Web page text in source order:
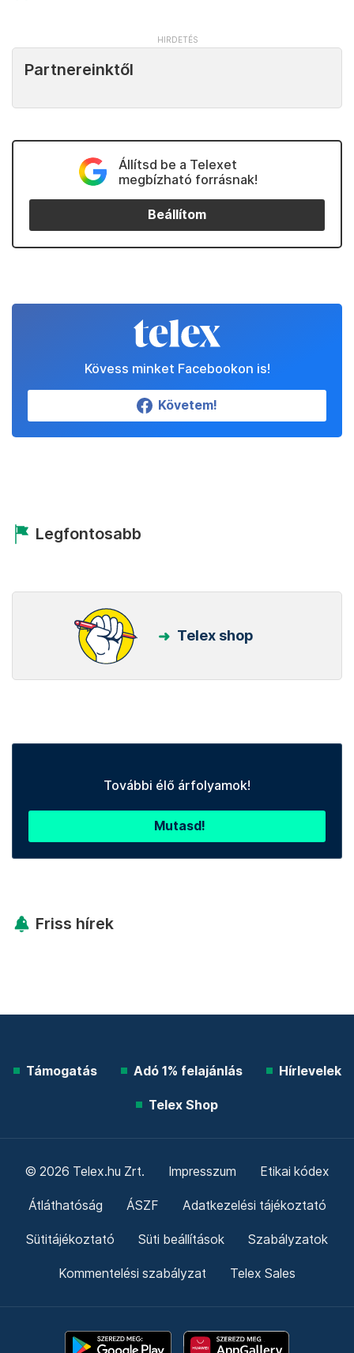
Partnereinktől
Állítsd be a Telexet
megbízható forrásnak!
Beállítom
Kövess minket Facebookon is!
Követem!
Legfontosabb
Telex shop
További élő árfolyamok!
Mutasd!
Friss hírek
Támogatás Adó 1% felajánlás Hírlevelek
Telex Shop
© 2026 Telex.hu Zrt. Impresszum Etikai kódex
Átláthatóság ÁSZF Adatkezelési tájékoztató
Sütitájékoztató Süti beállítások Szabályzatok
Kommentelési szabályzat Telex Sales